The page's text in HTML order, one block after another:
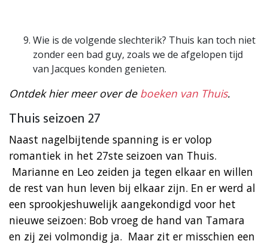
Wie is de volgende slechterik? Thuis kan toch niet
zonder een bad guy, zoals we de afgelopen tijd
van Jacques konden genieten.
Ontdek hier meer over de boeken van Thuis.
Thuis seizoen 27
Naast nagelbijtende spanning is er volop
romantiek in het 27ste seizoen van Thuis.
Marianne en Leo zeiden ja tegen elkaar en willen
de rest van hun leven bij elkaar zijn. En er werd al
een sprookjeshuwelijk aangekondigd voor het
nieuwe seizoen: Bob vroeg de hand van Tamara
en zij zei volmondig ja. Maar zit er misschien een